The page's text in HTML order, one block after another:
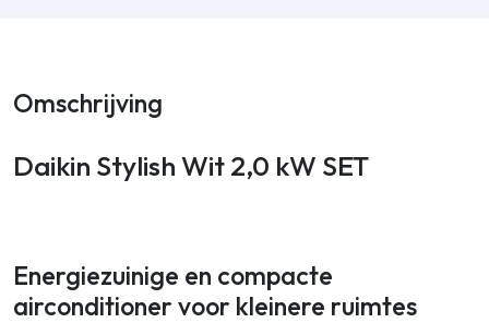
Omschrijving
Daikin Stylish Wit 2,0 kW SET
Energiezuinige en compacte
airconditioner voor kleinere ruimtes